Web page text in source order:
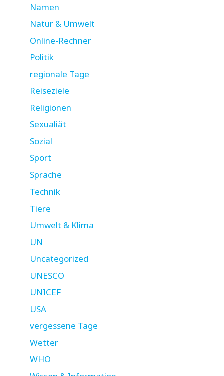
Namen
Natur & Umwelt
Online-Rechner
Politik
regionale Tage
Reiseziele
Religionen
Sexualiät
Sozial
Sport
Sprache
Technik
Tiere
Umwelt & Klima
UN
Uncategorized
UNESCO
UNICEF
USA
vergessene Tage
Wetter
WHO